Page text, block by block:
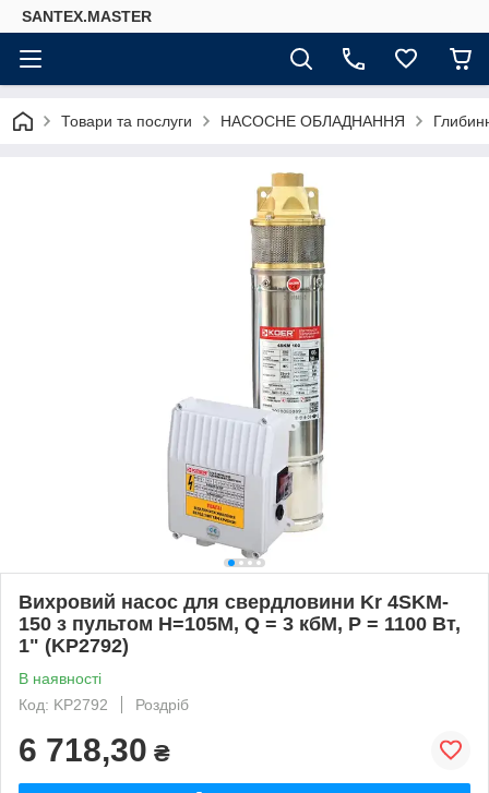
SANTEX.MASTER
Товари та послуги НАСОСНЕ ОБЛАДНАННЯ
Вихровий насос для свердловини Kr 4SKM-
150 з пультом Н=105М, Q = 3 кбМ, P = 1100 Вт,
1" (KP2792)
В наявності
Код: KP2792
Роздріб
6 718,30 ₴